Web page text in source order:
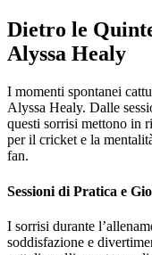
Dietro le
Alyssa Healy
I momenti spontanei
Alyssa Healy. Dalle
questi sorrisi mettono in
per il cricket e la
fan.
Sessioni di Pratica e
I sorrisi durante
soddisfazione e